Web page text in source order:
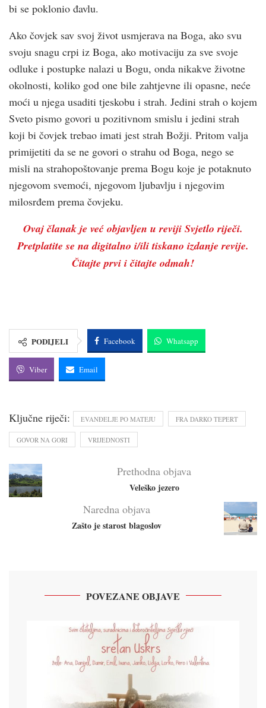
bi se poklonio đavlu.
Ako čovjek sav svoj život usmjerava na Boga, ako svu
svoju snagu crpi iz Boga, ako motivaciju za sve svoje
odluke i postupke nalazi u Bogu, onda nikakve životne
okolnosti, koliko god one bile zahtjevne ili opasne, neće
moći u njega usaditi tjeskobu i strah. Jedini strah o kojem
Sveto pismo govori u pozitivnom smislu i jedini strah
koji bi čovjek trebao imati jest strah Božji. Pritom valja
primijetiti da se ne govori o strahu od Boga, nego se
misli na strahopoštovanje prema Bogu koje je potaknuto
njegovom svemoći, njegovom ljubavlju i njegovim
milosrđem prema čovjeku.
Ovaj članak je već objavljen u reviji Svjetlo riječi.
Pretplatite se na digitalno i/ili tiskano izdanje revije.
Čitajte prvi i čitajte odmah!
PODIJELI Facebook Whatsapp
Viber Email
Ključne riječi: EVANĐELJE PO MATEJU FRA DARKO TEPERT
GOVOR NA GORI VRIJEDNOSTI
Prethodna objava
Veleško jezero
Naredna objava
Zašto je starost blagoslov
POVEZANE OBJAVE